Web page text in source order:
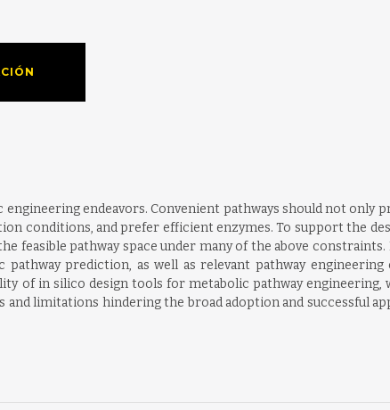
endeavors. Convenient pathways should not only
conditions, and prefer efficient enzymes. To support the
feasible pathway space under many of the above constraints.
prediction, as well as relevant pathway engineering
of in silico design tools for metabolic pathway engineering,
limitations hindering the broad adoption and successful